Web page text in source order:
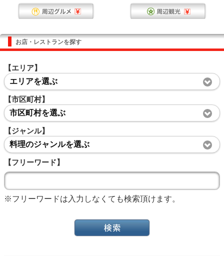
お店・レストランを探す
【エリア】
エリアを選ぶ
【市区町村】
市区町村を選ぶ
【ジャンル】
料理のジャンルを選ぶ
【フリーワード】
※フリーワードは入力しなくても検索頂けます。